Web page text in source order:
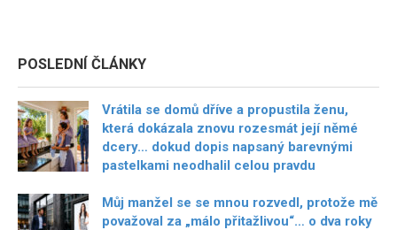
POSLEDNÍ ČLÁNKY
Vrátila se domů dříve a propustila ženu,
která dokázala znovu rozesmát její němé
dcery… dokud dopis napsaný barevnými
pastelkami neodhalil celou pravdu
Můj manžel se se mnou rozvedl, protože mě
považoval za „málo přitažlivou“… o dva roky